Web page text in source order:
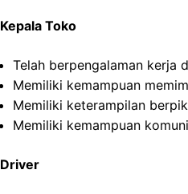
Kepala Toko
Telah berpengalaman kerja
Memiliki kemampuan
Memiliki keterampilan
Memiliki kemampuan
Driver